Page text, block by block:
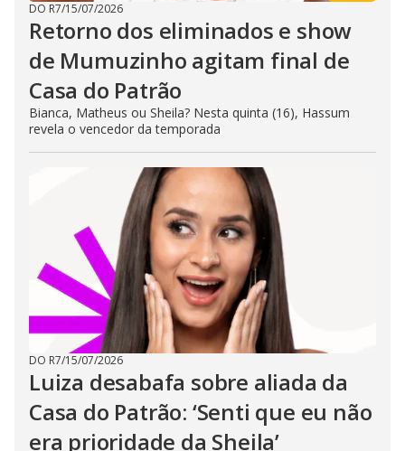
DO R7/15/07/2026
Retorno dos eliminados e show
de Mumuzinho agitam final de
Casa do Patrão
Bianca, Matheus ou Sheila? Nesta quinta (16), Hassum
revela o vencedor da temporada
DO R7/15/07/2026
Luiza desabafa sobre aliada da
Casa do Patrão: ‘Senti que eu não
era prioridade da Sheila’